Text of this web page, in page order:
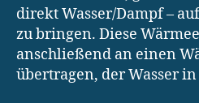
direkt Wasser/Dampf –
zu bringen. Diese
anschließend an einen
übertragen, der Wasser